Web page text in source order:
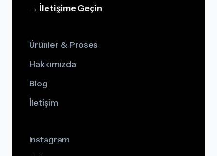
→ İletişime Geçin
Ürünler & Proses
Hakkımızda
Blog
İletişim
Instagram